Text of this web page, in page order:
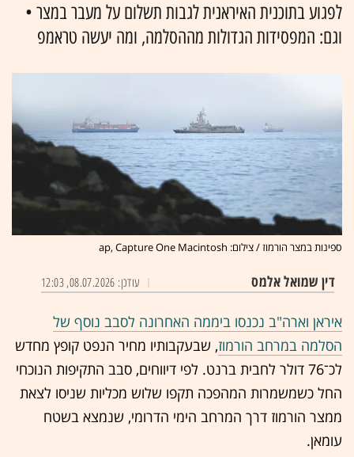
לפגוע בתוכנית האיראנית לגבות תשלום על מעבר במצר •
וגם: המפסידות הגדולות מההסלמה, ומה יעשה טראמפ
ספינות במצר הורמוז / צילום: ap, Capture One Macintosh
דין שמואל אלמס עודכן: 08.07.2026, 12:03
איראן וארה"ב נכנסו ביממה האחרונה לסבב נוסף של
הסלמה במרחב הורמוז, שבעקבותיו מחיר הנפט קופץ מחדש
לכ־76 דולר לחבית ברנט. לפי דיווחים, סבב התקיפות הנוכחי
החל כשמשמרות המהפכה תקפו שלוש מכליות שניסו לצאת
ממצר הורמוז דרך המרחב הימי הדרומי, שנמצא בשטח
עומאן.